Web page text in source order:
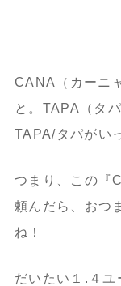
CANA（カーニ
と。TAPA（タ
TAPA/タパがい
つまり、この『
頼んだら、おつ
ね！
だいたい１.４ユ